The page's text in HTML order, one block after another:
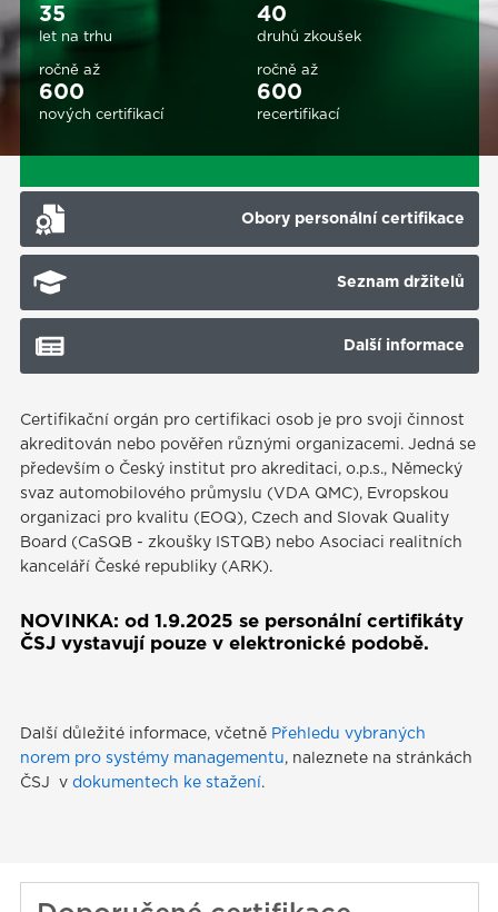
35
let na trhu
40
druhů zkoušek
ročně až
600
nových certifikací
ročně až
600
recertifikací
Obory personální certifikace
Seznam držitelů
Další informace
Certifikační orgán pro certifikaci osob je pro svoji činnost
akreditován nebo pověřen různými organizacemi. Jedná se
především o Český institut pro akreditaci, o.p.s., Německý
svaz automobilového průmyslu (VDA QMC), Evropskou
organizaci pro kvalitu (EOQ), Czech and Slovak Quality
Board (CaSQB - zkoušky ISTQB) nebo Asociaci realitních
kanceláří České republiky (ARK).
NOVINKA: od 1.9.2025 se personální certifikáty
ČSJ vystavují pouze v elektronické podobě.
Další důležité informace, včetně Přehledu vybraných
norem pro systémy managementu, naleznete na stránkách
ČSJ v dokumentech ke stažení.